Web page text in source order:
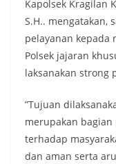
Kapolsek Kragilan
S.H.. mengatakan,
pelayanan kepada
Polsek jajaran
laksanakan strong
”Tujuan
merupakan
terhadap
dan aman serta